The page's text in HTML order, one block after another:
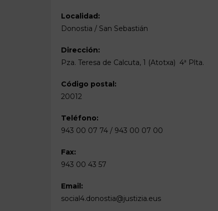
Localidad:
Donostia / San Sebastián
Dirección:
Pza. Teresa de Calcuta, 1 (Atotxa)  4ª Plta.
Código postal:
20012
Teléfono:
943 00 07 74 / 943 00 07 00
Fax:
943 00 43 57
Email:
social4.donostia@justizia.eus